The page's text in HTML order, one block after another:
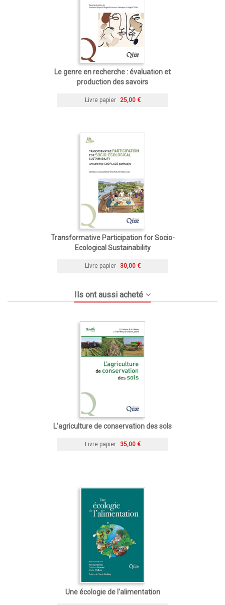
Le genre en recherche : évaluation et
production des savoirs
Livre papier 25,00 €
Transformative Participation for Socio-
Ecological Sustainability
Livre papier 30,00 €
Ils ont aussi acheté
L'agriculture de conservation des sols
Livre papier 35,00 €
Une écologie de l'alimentation